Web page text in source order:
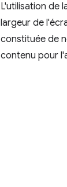
L'utilisation de
largeur de
constituée de
contenu pour